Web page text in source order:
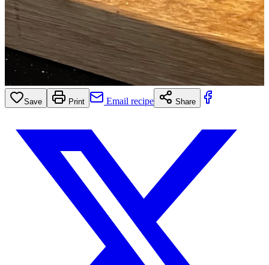
Save Print Email recipe Share